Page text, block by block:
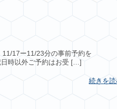
17ー11/23分の事前予約を
時以外ご予約はお受 […]
続きを